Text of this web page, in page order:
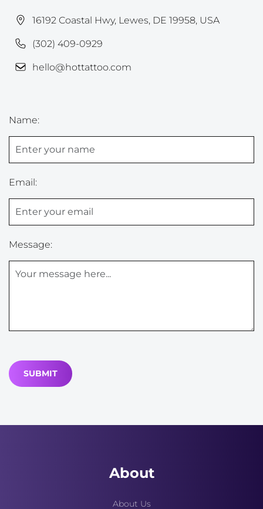
16192 Coastal Hwy, Lewes, DE 19958, USA
(302) 409-0929
hello@hottattoo.com
Name:
Email:
Message:
About
About Us